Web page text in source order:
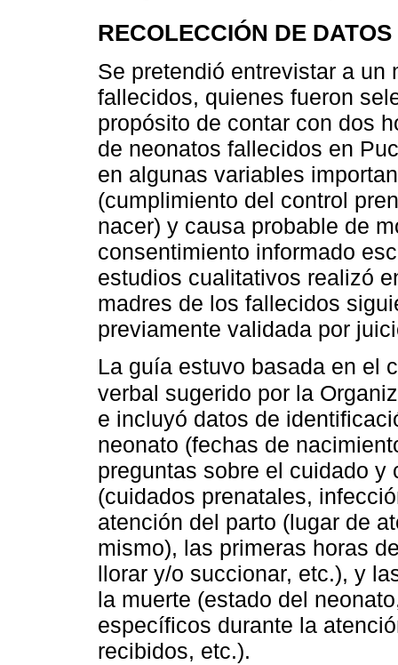
RECOLECCIÓN DE DATOS
Se pretendió entrevistar a un
fallecidos, quienes fueron
propósito de contar con dos
de neonatos fallecidos en
en algunas variables
(cumplimiento del control
nacer) y causa probable de
consentimiento informado
estudios cualitativos realizó
madres de los fallecidos
previamente validada por
La guía estuvo basada en el
verbal sugerido por la
e incluyó datos de
neonato (fechas de
preguntas sobre el cuidado
(cuidados prenatales,
atención del parto (lugar de
mismo), las primeras horas
llorar y/o succionar, etc.), y
la muerte (estado del
específicos durante la
recibidos, etc.).